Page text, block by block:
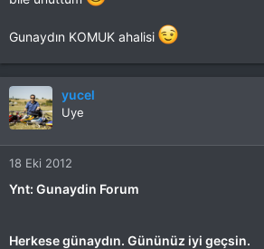
Gunaydın KOMUK ahalisi
yucel
Uye
18 Eki 2012
Ynt: Gunaydin Forum
Herkese günaydın. Gününüz iyi geçsin.